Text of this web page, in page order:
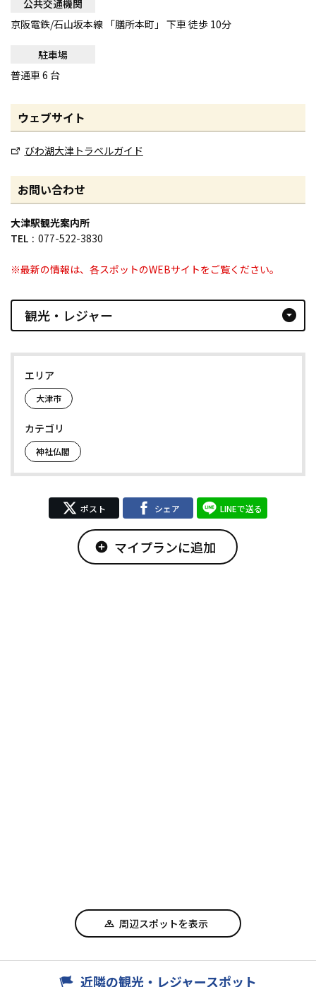
公共交通機関
京阪電鉄/石山坂本線 「膳所本町」 下車 徒歩 10分
駐車場
普通車 6 台
ウェブサイト
びわ湖大津トラベルガイド
お問い合わせ
大津駅観光案内所
TEL
077-522-3830
※最新の情報は、各スポットのWEBサイトをご覧ください。
観光・レジャー arrow_drop_down_circle
エリア
大津市
カテゴリ
神社仏閣
ポスト シェア LINEで送る
add_circle マイプランに追加
周辺スポットを表示
近隣の観光・レジャースポット